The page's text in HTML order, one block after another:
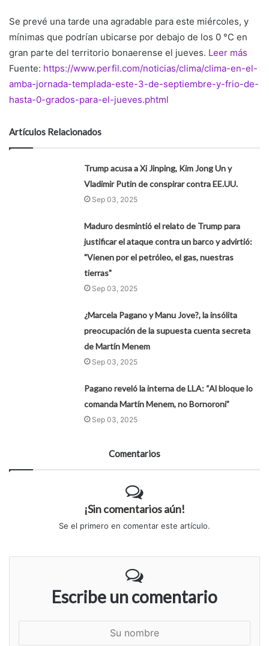
Se prevé una tarde una agradable para este miércoles, y
mínimas que podrían ubicarse por debajo de los 0 °C en
gran parte del territorio bonaerense el jueves. Leer más
Fuente: https://www.perfil.com/noticias/clima/clima-en-el-
amba-jornada-templada-este-3-de-septiembre-y-frio-de-
hasta-0-grados-para-el-jueves.phtml
Artículos Relacionados
Trump acusa a Xi Jinping, Kim Jong Un y
Vladimir Putin de conspirar contra EE.UU.
Sep 03, 2025
Maduro desmintió el relato de Trump para
justificar el ataque contra un barco y advirtió:
"Vienen por el petróleo, el gas, nuestras
tierras"
Sep 03, 2025
¿Marcela Pagano y Manu Jove?, la insólita
preocupación de la supuesta cuenta secreta
de Martín Menem
Sep 03, 2025
Pagano reveló la interna de LLA: “Al bloque lo
comanda Martín Menem, no Bornoroni”
Sep 03, 2025
Comentarios
¡Sin comentarios aún!
Se el primero en comentar este artículo.
Escribe un comentario